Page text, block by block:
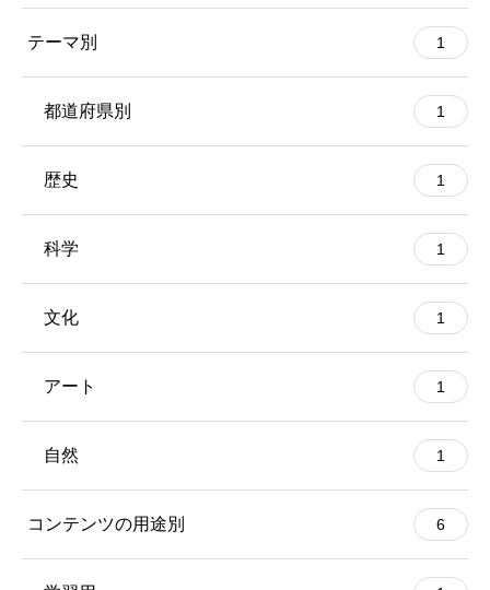
テーマ別 1
都道府県別 1
歴史 1
科学 1
文化 1
アート 1
自然 1
コンテンツの用途別 6